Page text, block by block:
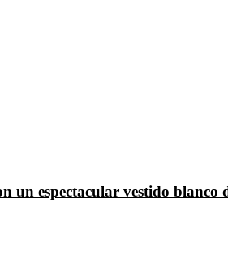
un espectacular vestido blanco